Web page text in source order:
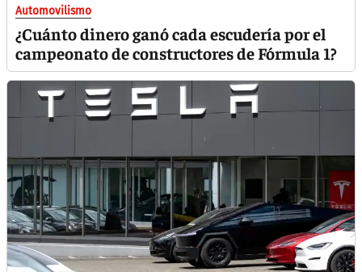
Automovilismo
¿Cuánto dinero ganó cada escudería por el
campeonato de constructores de Fórmula 1?